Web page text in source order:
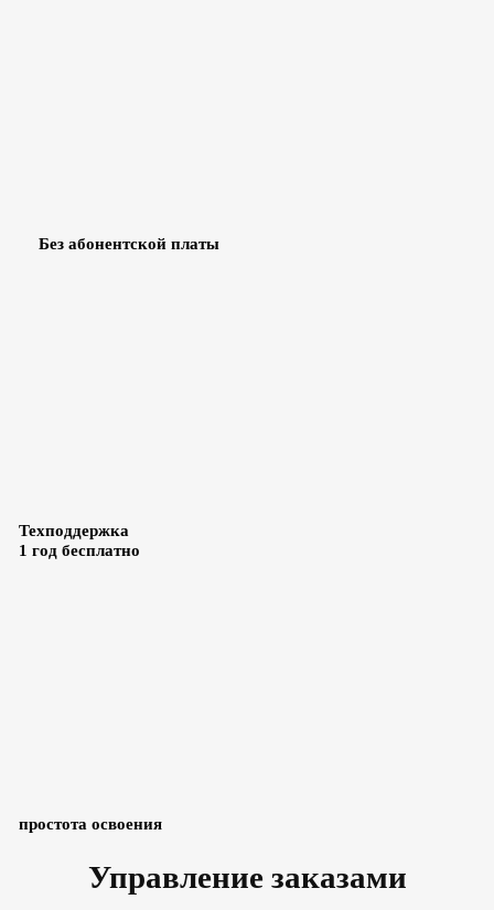
Без абонентской платы
Техподдержка
1 год бесплатно
простота освоения
Управление заказами